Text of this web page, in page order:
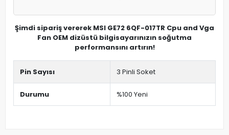
Şimdi sipariş vererek MSI GE72 6QF-017TR Cpu and Vga
Fan OEM dizüstü bilgisayarınızın soğutma
performansını artırın!
Pin Sayısı 3 Pinli Soket
Durumu %100 Yeni